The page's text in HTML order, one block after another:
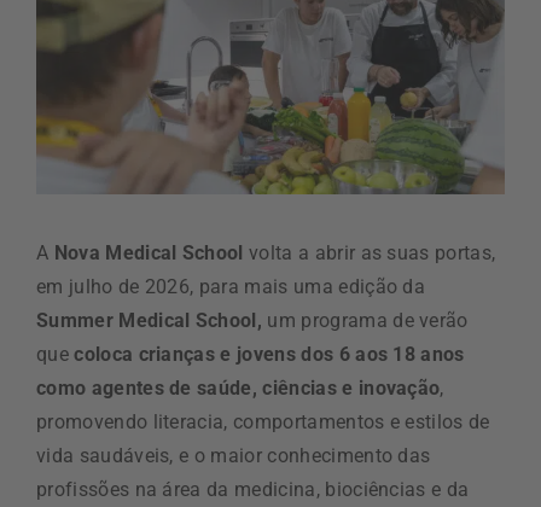
A Nova Medical School volta a abrir as suas portas,
em julho de 2026, para mais uma edição da
Summer Medical School, um programa de verão
quecoloca crianças e jovens dos 6 aos 18 anos
como agentes de saúde, ciências e inovação,
promovendo literacia, comportamentos e estilos de
vida saudáveis, e o maior conhecimento das
profissões na área da medicina, biociências e da